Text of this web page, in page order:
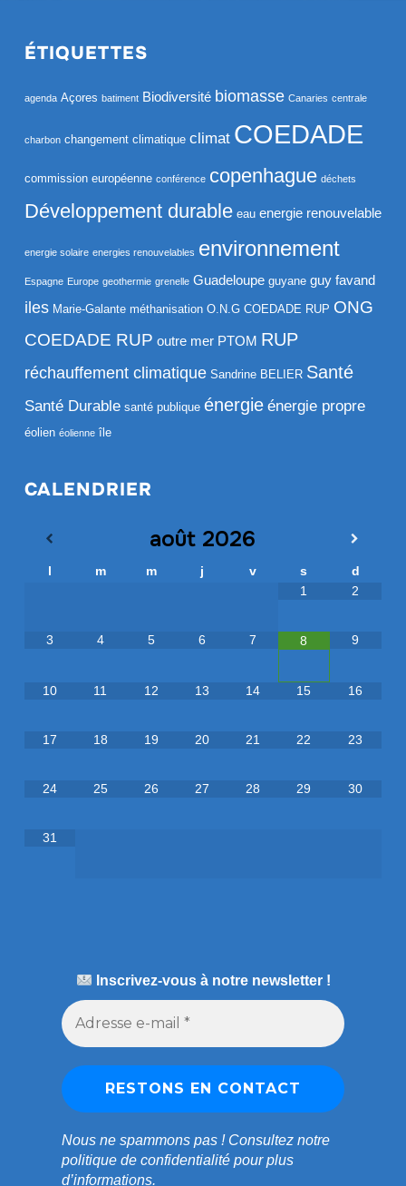
ÉTIQUETTES
agenda Açores batiment Biodiversité biomasse Canaries centrale
charbon changement climatique climat COEDADE
commission européenne conférence copenhague déchets
Développement durable eau energie renouvelable
energie solaire energies renouvelables environnement
Espagne Europe geothermie grenelle Guadeloupe guyane guy favand
iles Marie-Galante méthanisation O.N.G COEDADE RUP ONG
COEDADE RUP outre mer PTOM RUP
réchauffement climatique Sandrine BELIER Santé
Santé Durable santé publique énergie énergie propre
éolien éolienne île
CALENDRIER
août 2026
l m m j v s
d
1
2
3 4 5 6 7 8 9
10 11 12 13 14 15 16
17 18 19 20 21 22 23
24 25 26 27 28 29 30
31
Inscrivez-vous à notre newsletter !
Nous ne spammons pas ! Consultez notre
politique de confidentialitépour plus
d’informations.